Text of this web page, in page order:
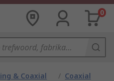
0
& Coaxial
/ Coaxial